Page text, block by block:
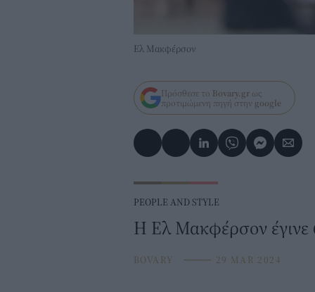
Ελ Μακφέρσον
Πρόσθεσε το Bovary.gr ως
προτιμώμενη πηγή στην google
PEOPLE AND STYLE
Η Ελ Μακφέρσον έγινε
BOVARY ⸻ 29 MAR 2024